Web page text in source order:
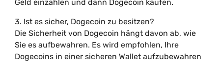
Geld einzahlen und dann Dogecoin kaufen.
3. Ist es sicher, Dogecoin zu besitzen?
Die Sicherheit von Dogecoin hängt davon ab, wie
Sie es aufbewahren. Es wird empfohlen, Ihre
Dogecoins in einer sicheren Wallet aufzubewahren